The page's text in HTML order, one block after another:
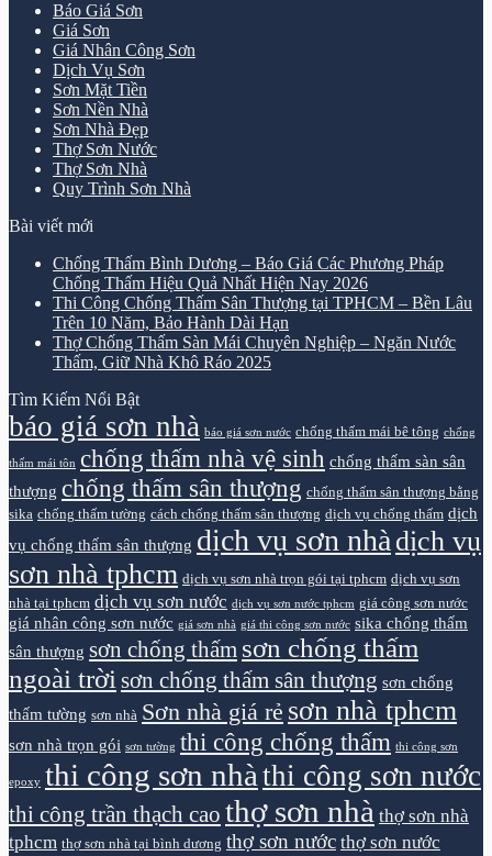
Báo Giá Sơn
Giá Sơn
Giá Nhân Công Sơn
Dịch Vụ Sơn
Sơn Mặt Tiền
Sơn Nền Nhà
Sơn Nhà Đẹp
Thợ Sơn Nước
Thợ Sơn Nhà
Quy Trình Sơn Nhà
Bài viết mới
Chống Thấm Bình Dương – Báo Giá Các Phương Pháp
Chống Thấm Hiệu Quả Nhất Hiện Nay 2026
Thi Công Chống Thấm Sân Thượng tại TPHCM – Bền Lâu
Trên 10 Năm, Bảo Hành Dài Hạn
Thợ Chống Thấm Sàn Mái Chuyên Nghiệp – Ngăn Nước
Thấm, Giữ Nhà Khô Ráo 2025
Tìm Kiếm Nổi Bật
báo giá sơn nhà báo giá sơn nước chống thấm mái bê tông chống
thấm mái tôn chống thấm nhà vệ sinh chống thấm sàn sân
thượng chống thấm sân thượng chống thấm sân thượng bằng
sika chống thấm tường cách chống thấm sân thượng dịch vụ chống thấm dịch
vụ chống thấm sân thượng dịch vụ sơn nhà dịch vụ
sơn nhà tphcm dịch vụ sơn nhà trọn gói tại tphcm dịch vụ sơn
nhà tại tphcm dịch vụ sơn nước dịch vụ sơn nước tphcm giá công sơn nước
giá nhân công sơn nước giá sơn nhà giá thi công sơn nước sika chống thấm
sân thượng sơn chống thấm sơn chống thấm
ngoài trời sơn chống thấm sân thượng sơn chống
thấm tường sơn nhà Sơn nhà giá rẻ sơn nhà tphcm
sơn nhà trọn gói sơn tường thi công chống thấm thi công sơn
epoxy thi công sơn nhà thi công sơn nước
thi công trần thạch cao thợ sơn nhà thợ sơn nhà
tphcm thợ sơn nhà tại bình dương thợ sơn nước thợ sơn nước